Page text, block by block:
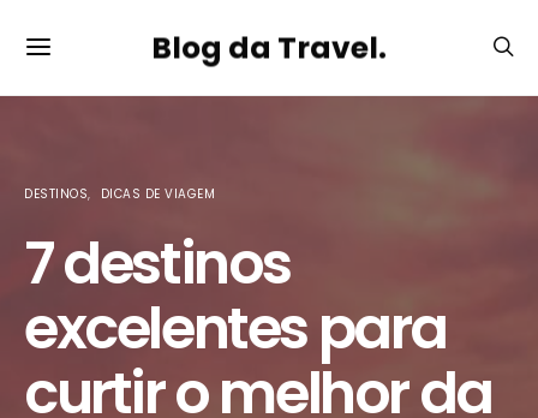
Blog da Travel.
DESTINOS DICAS DE VIAGEM
7 destinos
excelentes para
curtir o melhor da